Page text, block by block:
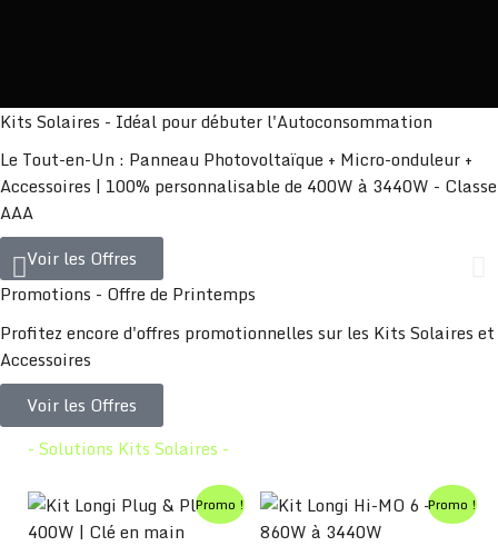
Kits Solaires - Idéal pour débuter l'Autoconsommation
Le Tout-en-Un : Panneau Photovoltaïque + Micro-onduleur +
Accessoires | 100% personnalisable de 400W à 3440W - Classe
AAA
Voir les Offres
Promotions - Offre de Printemps
Profitez encore d'offres promotionnelles sur les Kits Solaires et
Accessoires
Voir les Offres
- Solutions Kits Solaires -
Promo !
Le
prix
initial
Le
prix
actuel
Promo !
Plage
Ce
produit